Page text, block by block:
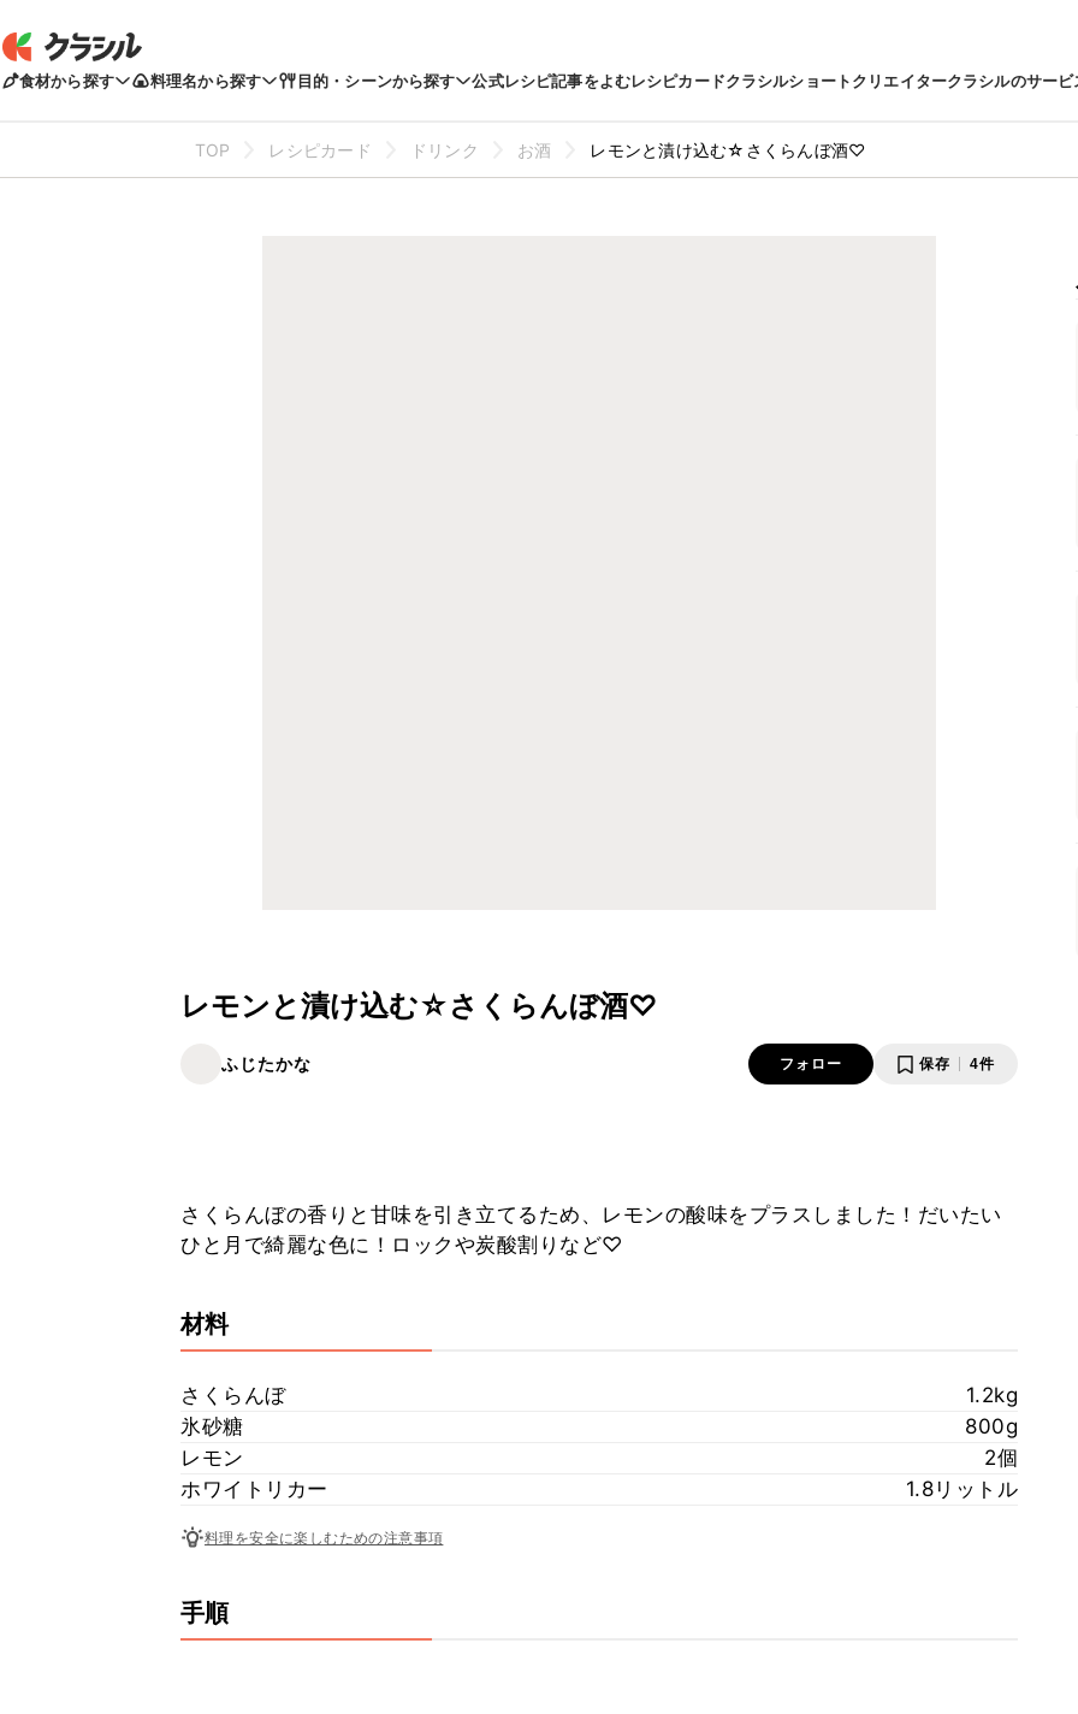
食材から探す 料理名から探す 目的・シーンから探す 公式レシピ記事をよむレシピカードクラシルショートクリエイタークラシルのサービ
TOP レシピカード ドリンク お酒 レモンと漬け込む☆さくらんぼ酒♡
レモンと漬け込む☆さくらんぼ酒♡
ふじたかな フォロー 保存 4件
さくらんぼの香りと甘味を引き立てるため、レモンの酸味をプラスしました！だいたい
ひと月で綺麗な色に！ロックや炭酸割りなど♡
材料
さくらんぼ
1.2kg
氷砂糖
800g
レモン
2個
ホワイトリカー
1.8リットル
料理を安全に楽しむための注意事項
手順